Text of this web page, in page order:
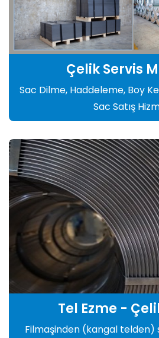
Çelik Servis
Sac Dilme, Haddeleme, Boy
Sac Satış
Tel Ezme -
Filmaşinden (kangal telden)